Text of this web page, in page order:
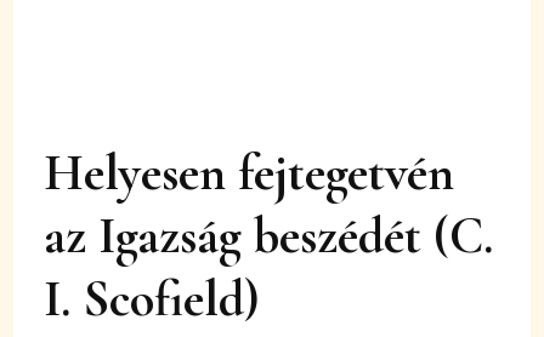
Helyesen fejtegetvén
az Igazság beszédét (C.
I. Scofield)